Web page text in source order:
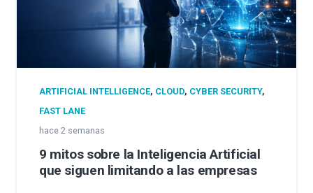
ARTIFICIAL INTELLIGENCE, CLOUD, CYBER SECURITY,
FAST LANE
hace 2 semanas
9 mitos sobre la Inteligencia Artificial
que siguen limitando a las empresas